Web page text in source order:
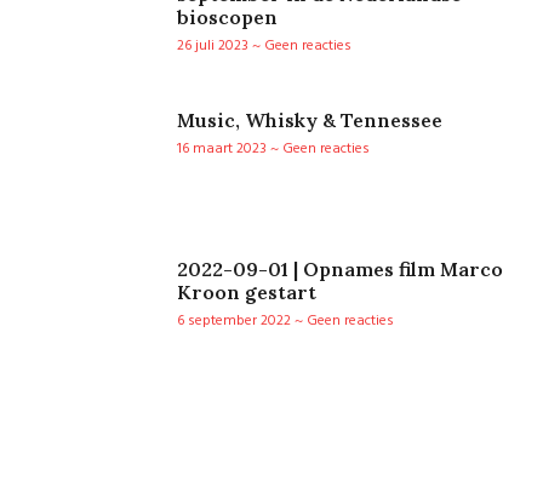
bioscopen
26 juli 2023
Geen reacties
Music, Whisky & Tennessee
16 maart 2023
Geen reacties
2022-09-01 | Opnames film Marco
Kroon gestart
6 september 2022
Geen reacties